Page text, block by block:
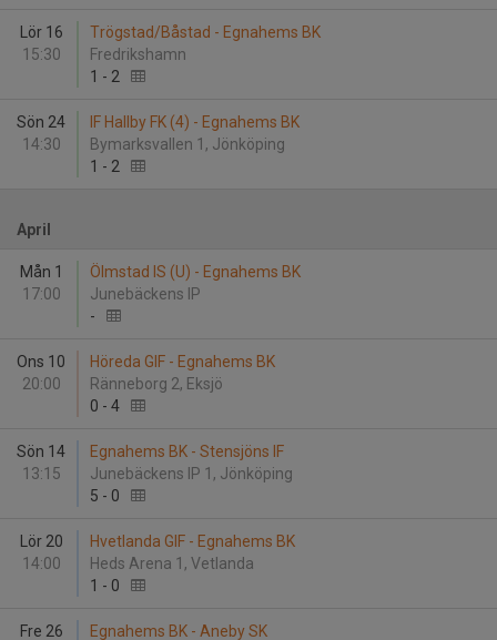
Lör 16
15:30
Trögstad/Båstad - Egnahems BK
Fredrikshamn
1 - 2
Sön 24
14:30
IF Hallby FK (4) - Egnahems BK
Bymarksvallen 1, Jönköping
1 - 2
April
Mån 1
17:00
Ölmstad IS (U) - Egnahems BK
Junebäckens IP
-
Ons 10
20:00
Höreda GIF - Egnahems BK
Ränneborg 2, Eksjö
0 - 4
Sön 14
13:15
Egnahems BK - Stensjöns IF
Junebäckens IP 1, Jönköping
5 - 0
Lör 20
14:00
Hvetlanda GIF - Egnahems BK
Heds Arena 1, Vetlanda
1 - 0
Fre 26
Egnahems BK - Aneby SK